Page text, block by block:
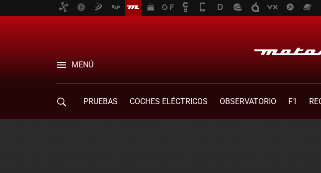
MENÚ
PRUEBAS COCHES ELÉCTRICOS OBSERVATORIO F1